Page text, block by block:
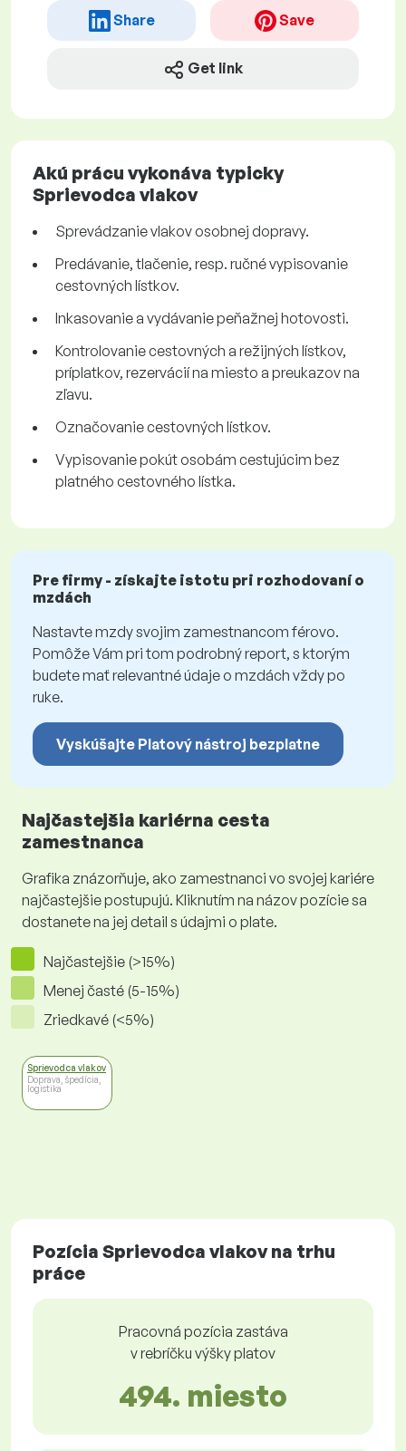
Share Save
Get link
Akú prácu vykonáva typicky
Sprievodca vlakov
Sprevádzanie vlakov osobnej dopravy.
Predávanie, tlačenie, resp. ručné vypisovanie
cestovných lístkov.
Inkasovanie a vydávanie peňažnej hotovosti.
Kontrolovanie cestovných a režijných lístkov,
príplatkov, rezervácií na miesto a preukazov na
zľavu.
Označovanie cestovných lístkov.
Vypisovanie pokút osobám cestujúcim bez
platného cestovného lístka.
Pre firmy - získajte istotu pri rozhodovaní o
mzdách
Nastavte mzdy svojim zamestnancom férovo.
Pomôže Vám pri tom podrobný report, s ktorým
budete mať relevantné údaje o mzdách vždy po
ruke.
Vyskúšajte Platový nástroj bezplatne
Najčastejšia kariérna cesta
zamestnanca
Grafika znázorňuje, ako zamestnanci vo svojej kariére
najčastejšie postupujú. Kliknutím na názov pozície sa
dostanete na jej detail s údajmi o plate.
Najčastejšie (>15%)
Menej časté (5-15%)
Zriedkavé (<5%)
Sprievodca vlakov
Doprava, špedícia,
logistika
Pozícia Sprievodca vlakov na trhu
práce
Pracovná pozícia zastáva
v rebríčku výšky platov
494. miesto